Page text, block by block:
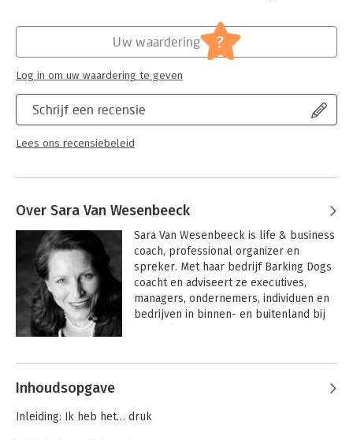
voor de spitsuurvrouw’ mij een goede
handreiking voor wat tips en trucs.
Lees verder
Schrijf een recensie
Lees ons recensiebeleid
Uw waardering ?
Log in om uw waardering te geven
Over Sara Van Wesenbeeck
Sara Van Wesenbeeck is life & business
coach, professional organizer en
spreker. Met haar bedrijf Barking Dogs
coacht en adviseert ze executives,
managers, ondernemers, individuen en
bedrijven in binnen- en buitenland bij
effectiviteit, leiderschap en
auteur van Het handboek voor de
spitsuurvrouw, Het slimme budgetboek
Andere boeken door Sara Van
Wesenbeeck
Inhoudsopgave
Inleiding: Ik heb het… druk